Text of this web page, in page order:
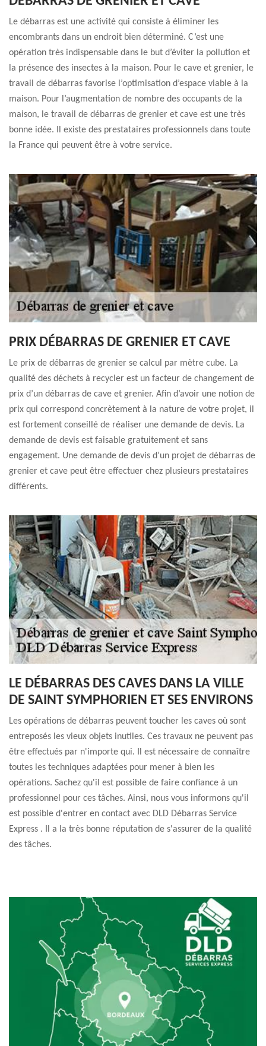
Le débarras est une activité qui consiste à éliminer les
encombrants dans un endroit bien déterminé. C’est une
opération très indispensable dans le but d’éviter la pollution et
la présence des insectes à la maison. Pour le cave et grenier, le
travail de débarras favorise l’optimisation d’espace viable à la
maison. Pour l’augmentation de nombre des occupants de la
maison, le travail de débarras de grenier et cave est une très
bonne idée. Il existe des prestataires professionnels dans toute
la France qui peuvent être à votre service.
PRIX DÉBARRAS DE GRENIER ET CAVE
Le prix de débarras de grenier se calcul par mètre cube. La
qualité des déchets à recycler est un facteur de changement de
prix d’un débarras de cave et grenier. Afin d’avoir une notion de
prix qui correspond concrètement à la nature de votre projet, il
est fortement conseillé de réaliser une demande de devis. La
demande de devis est faisable gratuitement et sans
engagement. Une demande de devis d’un projet de débarras de
grenier et cave peut être effectuer chez plusieurs prestataires
différents.
LE DÉBARRAS DES CAVES DANS LA VILLE
DE SAINT SYMPHORIEN ET SES ENVIRONS
Les opérations de débarras peuvent toucher les caves où sont
entreposés les vieux objets inutiles. Ces travaux ne peuvent pas
être effectués par n'importe qui. Il est nécessaire de connaître
toutes les techniques adaptées pour mener à bien les
opérations. Sachez qu'il est possible de faire confiance à un
professionnel pour ces tâches. Ainsi, nous vous informons qu'il
est possible d'entrer en contact avec DLD Débarras Service
Express . Il a la très bonne réputation de s'assurer de la qualité
des tâches.